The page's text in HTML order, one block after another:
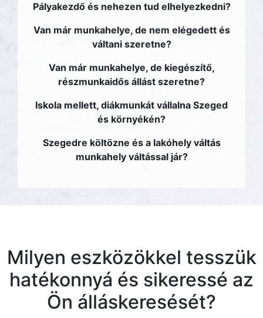
Pályakezdő és nehezen tud elhelyezkedni?
Van már munkahelye, de nem elégedett és
váltani szeretne?
Van már munkahelye, de kiegészítő,
részmunkaidős állást szeretne?
Iskola mellett, diákmunkát vállalna Szeged
és környékén?
Szegedre költözne és a lakóhely váltás
munkahely váltással jár?
Milyen eszközökkel tesszük
hatékonnyá és sikeressé az
Ön álláskeresését?